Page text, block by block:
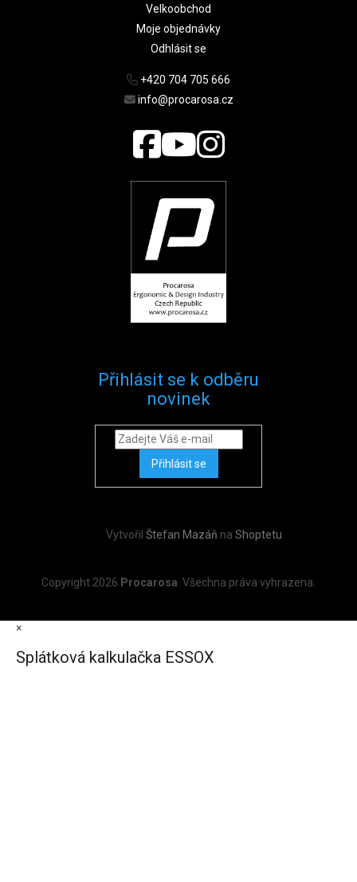
Velkoobchod
Moje objednávky
Odhlásit se
+420 704 705 666
info@procarosa.cz
Přihlásit se k odběru
novinek
Přihlásit se
Vytvořil Štefan Mazáň na Shoptetu
Copyright 2026 Procarosa . Všechna práva vyhrazena.
×
Splátková kalkulačka ESSOX